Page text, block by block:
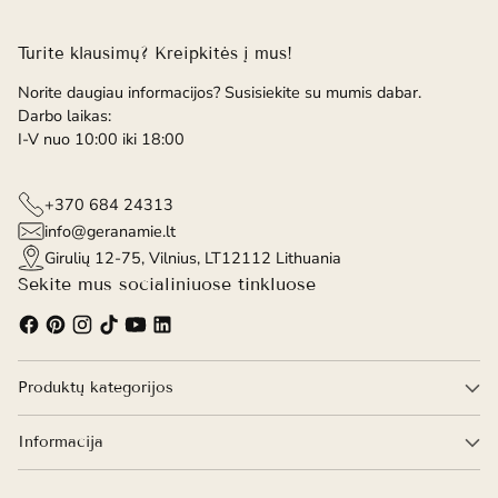
Turite klausimų? Kreipkitės į mus!
Norite daugiau informacijos? Susisiekite su mumis dabar.
Darbo laikas:
I-V nuo 10:00 iki 18:00
+370 684 24313
info@geranamie.lt
Girulių 12-75, Vilnius, LT12112 Lithuania
Sekite mus socialiniuose tinkluose
Produktų kategorijos
Informacija